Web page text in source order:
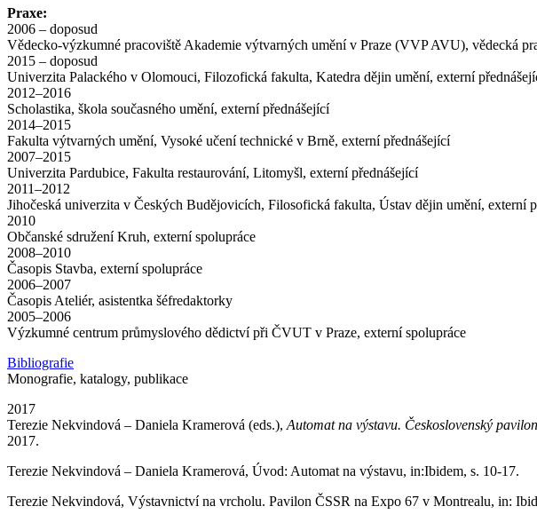
Praxe:
2006 – doposud
Vědecko-výzkumné pracoviště Akademie výtvarných umění v Praze (VVP AVU), vědecká
2015 – doposud
Univerzita Palackého v Olomouci, Filozofická fakulta, Katedra dějin umění, externí
2012–2016
Scholastika, škola současného umění, externí přednášející
2014–2015
Fakulta výtvarných umění, Vysoké učení technické v Brně, externí přednášející
2007–2015
Univerzita Pardubice, Fakulta restaurování, Litomyšl, externí přednášející
2011–2012
Jihočeská univerzita v Českých Budějovicích, Filosofická fakulta, Ústav dějin umění, externí
2010
Občanské sdružení Kruh, externí spolupráce
2008–2010
Časopis Stavba, externí spolupráce
2006–2007
Časopis Ateliér, asistentka šéfredaktorky
2005–2006
Výzkumné centrum průmyslového dědictví při ČVUT v Praze, externí spolupráce
Bibliografie
Monografie, katalogy, publikace
2017
Terezie Nekvindová – Daniela Kramerová (eds.), Automat na výstavu. Československý
2017.
Terezie Nekvindová – Daniela Kramerová, Úvod: Automat na výstavu, in:Ibidem, s. 10-17.
Terezie Nekvindová, Výstavnictví na vrcholu. Pavilon ČSSR na Expo 67 v Montrealu, in: